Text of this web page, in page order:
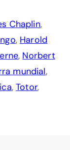
Chaplin,
, Harold
, Norbert
mundial,
,Totor,